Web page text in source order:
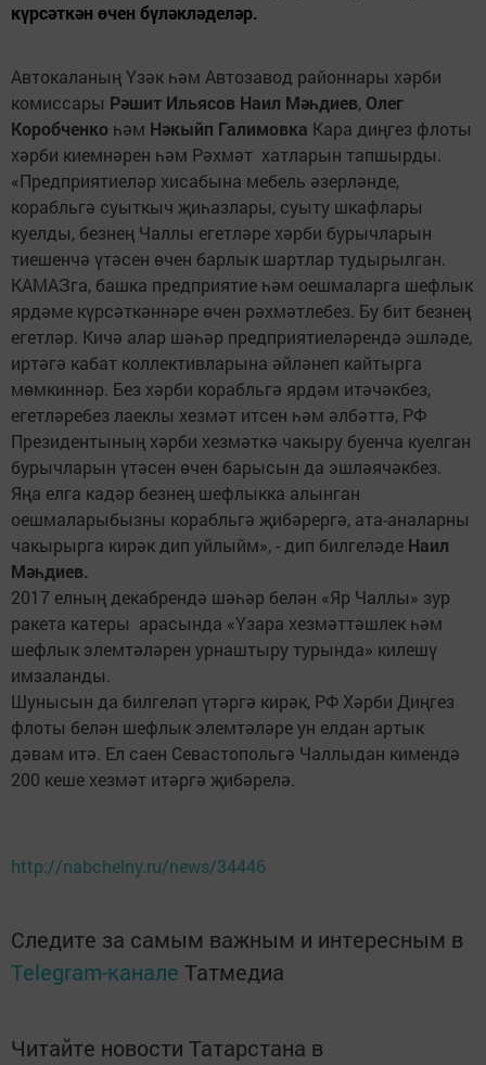
күрсәткән өчен бүләкләделәр.
Автокаланың Үзәк һәм Автозавод районнары хәрби
комиссары Рәшит Ильясов Наил Мәһдиев, Олег
Коробченко һәм Нәкыйп Галимовка Кара диңгез флоты
хәрби киемнәрен һәм Рәхмәт хатларын тапшырды.
«Предприятиеләр хисабына мебель әзерләнде,
корабльгә суыткыч җиһазлары, суыту шкафлары
куелды, безнең Чаллы егетләре хәрби бурычларын
тиешенчә үтәсен өчен барлык шартлар тудырылган.
КАМАЗга, башка предприятие һәм оешмаларга шефлык
ярдәме күрсәткәннәре өчен рәхмәтлебез. Бу бит безнең
егетләр. Кичә алар шәһәр предприятиеләрендә эшләде,
иртәгә кабат коллективларына әйләнеп кайтырга
мөмкиннәр. Без хәрби корабльгә ярдәм итәчәкбез,
егетләребез лаеклы хезмәт итсен һәм әлбәттә, РФ
Президентының хәрби хезмәткә чакыру буенча куелган
бурычларын үтәсен өчен барысын да эшләячәкбез.
Яңа елга кадәр безнең шефлыкка алынган
оешмаларыбызны корабльгә җибәрергә, ата-аналарны
чакырырга кирәк дип уйлыйм», - дип билгеләде Наил
Мәһдиев.
2017 елның декабрендә шәһәр белән «Яр Чаллы» зур
ракета катеры арасында «Үзара хезмәттәшлек һәм
шефлык элемтәләрен урнаштыру турында» килешү
имзаланды.
Шунысын да билгеләп үтәргә кирәк, РФ Хәрби Диңгез
флоты белән шефлык элемтәләре ун елдан артык
дәвам итә. Ел саен Севастопольгә Чаллыдан кимендә
200 кеше хезмәт итәргә җибәрелә.
http://nabchelny.ru/news/34446
Следите за самым важным и интересным в
Telegram-канале Татмедиа
Читайте новости Татарстана в